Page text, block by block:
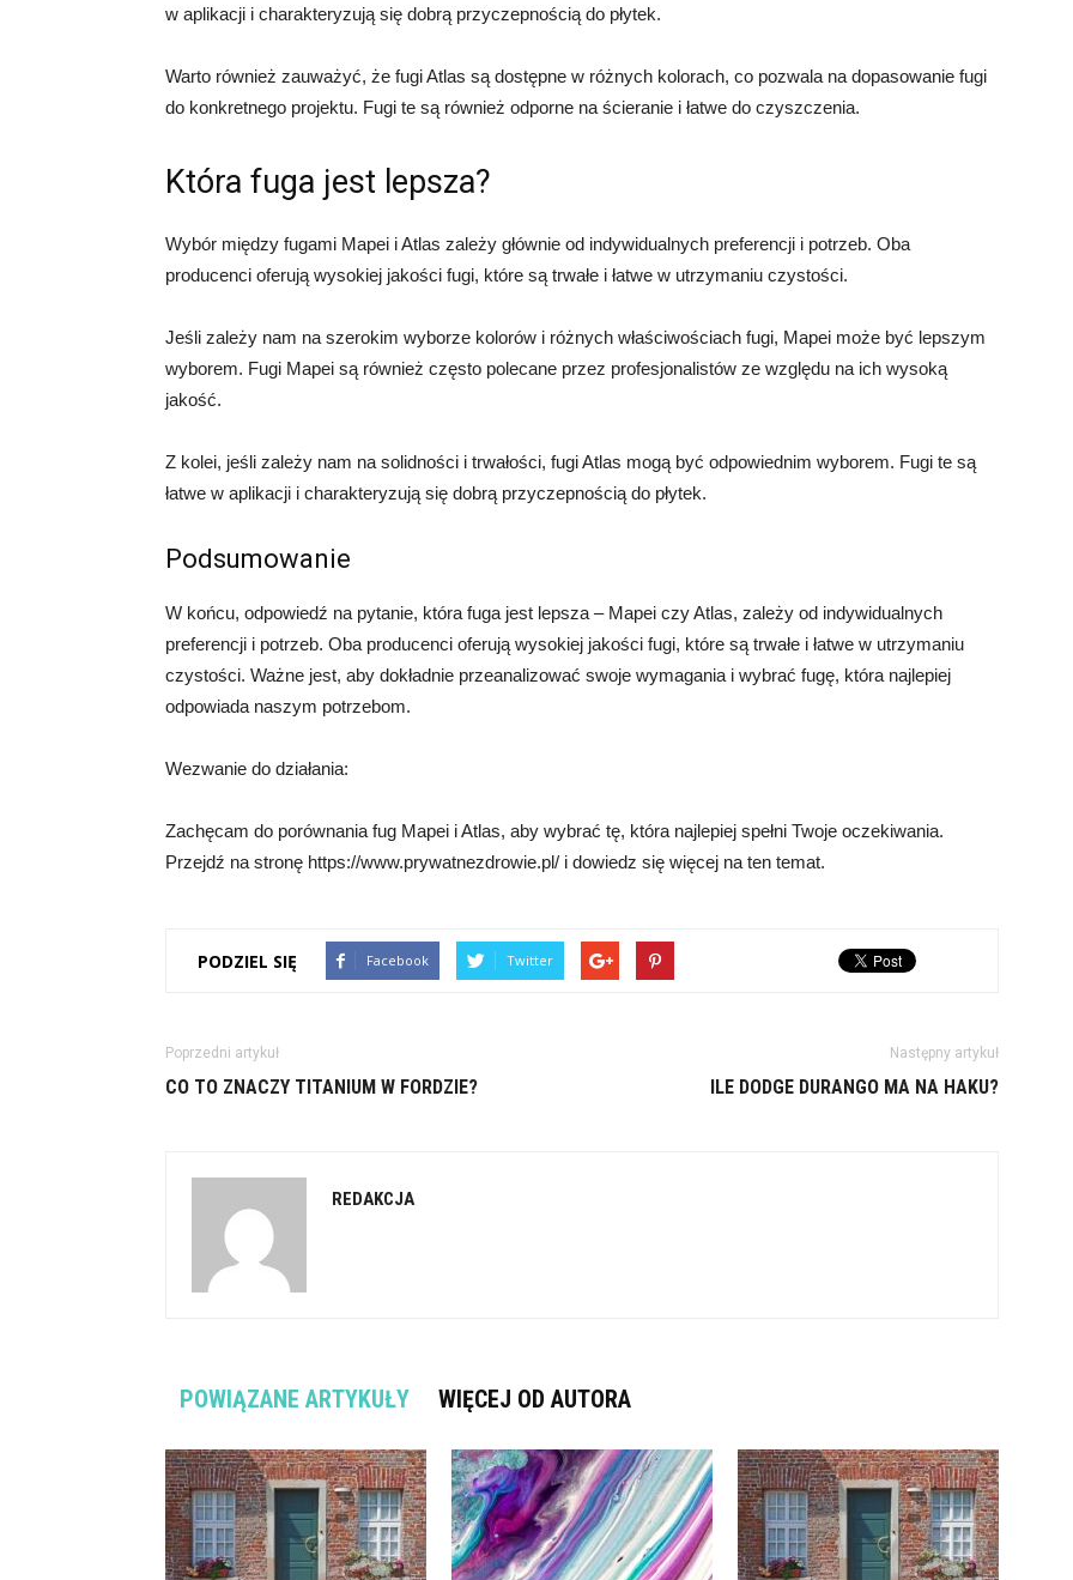
w aplikacji i charakteryzują się dobrą przyczepnością do płytek.
Warto również zauważyć, że fugi Atlas są dostępne w różnych kolorach, co pozwala na dopasowanie fugi
do konkretnego projektu. Fugi te są również odporne na ścieranie i łatwe do czyszczenia.
Która fuga jest lepsza?
Wybór między fugami Mapei i Atlas zależy głównie od indywidualnych preferencji i potrzeb. Oba
producenci oferują wysokiej jakości fugi, które są trwałe i łatwe w utrzymaniu czystości.
Jeśli zależy nam na szerokim wyborze kolorów i różnych właściwościach fugi, Mapei może być lepszym
wyborem. Fugi Mapei są również często polecane przez profesjonalistów ze względu na ich wysoką
jakość.
Z kolei, jeśli zależy nam na solidności i trwałości, fugi Atlas mogą być odpowiednim wyborem. Fugi te są
łatwe w aplikacji i charakteryzują się dobrą przyczepnością do płytek.
Podsumowanie
W końcu, odpowiedź na pytanie, która fuga jest lepsza – Mapei czy Atlas, zależy od indywidualnych
preferencji i potrzeb. Oba producenci oferują wysokiej jakości fugi, które są trwałe i łatwe w utrzymaniu
czystości. Ważne jest, aby dokładnie przeanalizować swoje wymagania i wybrać fugę, która najlepiej
odpowiada naszym potrzebom.
Wezwanie do działania:
Zachęcam do porównania fug Mapei i Atlas, aby wybrać tę, która najlepiej spełni Twoje oczekiwania.
Przejdź na stronę https://www.prywatnezdrowie.pl/ i dowiedz się więcej na ten temat.
PODZIEL SIĘ Facebook Twitter
Poprzedni artykuł
CO TO ZNACZY TITANIUM W FORDZIE?
Następny artykuł
ILE DODGE DURANGO MA NA HAKU?
REDAKCJA
POWIĄZANE ARTYKUŁY WIĘCEJ OD AUTORA